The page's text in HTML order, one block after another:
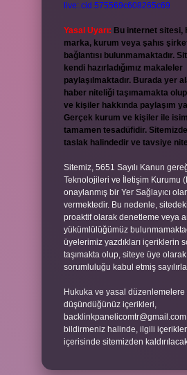
live:.cid.575569c608265c69
Yasal Uyarı: Bu internet sitesi,
marka, kurum veya şahıs
bağlantısı bulunmamaktadır.
kendi hazırladığımız makaleler
paylaşılmaktadır. Burada yer
haber niteliği taşımamakta
ve kişiler hakkında paylaşım
Gerçek kurum ve kişiler ile
tamamen tesadüfidir.
taslak halindedir ve tavsiye
Sitemiz, 5651 Sayılı Kanun
Teknolojileri ve İletişim Kurumu
onaylanmış bir Yer Sağlayıcı
vermektedir. Bu nedenle,
proaktif olarak denetleme veya
yükümlülüğümüz
üyelerimiz yazdıkları içeriklerin
taşımakta olup, siteye üye
sorumluluğu kabul etmiş
Hukuka ve yasal düzenlemelere
düşündüğünüz içerikleri,
backlinkpanelicomtr@gmail.com
bildirmeniz halinde, ilgili
içerisinde sitemizden